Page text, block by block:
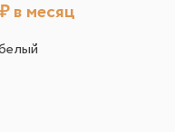
₽ в месяц